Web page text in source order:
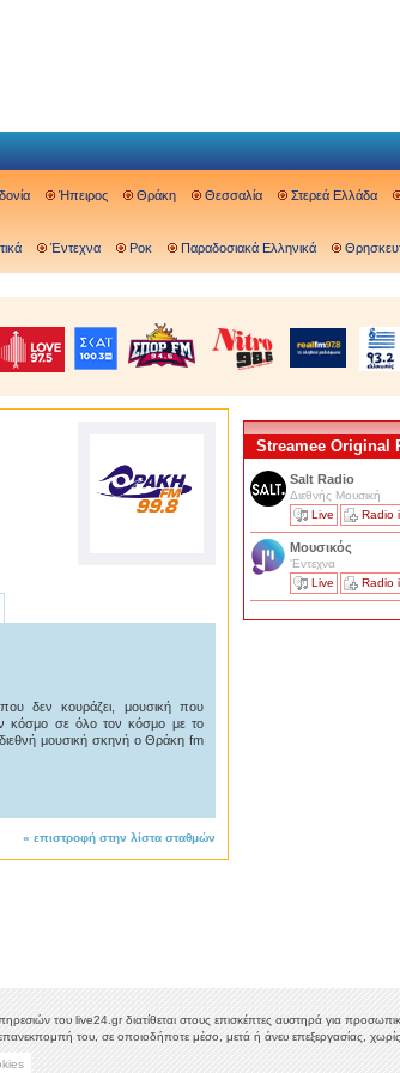
Ήπειρος Θράκη Θεσσαλία Στερεά Ελλάδα
Έντεχνα Ροκ Παραδοσιακά Ελληνικά
δεν κουράζει, μουσική που
κόσμο σε όλο τον κόσμο με το
μουσική σκηνή ο Θράκη fm
« επιστροφή στην λίστα σταθμών
Streamee Original
Salt Radio
Διεθνής Μουσική
Live
Radio
Μουσικός
'Εντεχνα
Live
Radio
του live24.gr διατίθεται στους επισκέπτες αυστηρά για
του, σε οποιοδήποτε μέσο, μετά ή άνευ επεξεργασίας,